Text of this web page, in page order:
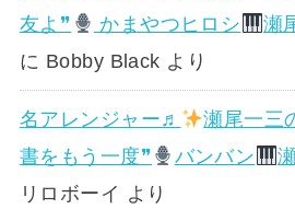
友よ❞
かまやつヒロシ 瀬
に Bobby Black より
名アレンジャー♬ 瀬尾一三
書をもう一度❞
バンバン
リロボーイ より